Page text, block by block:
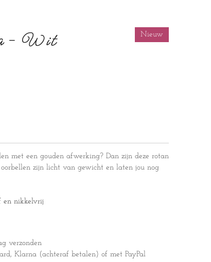
- Wit Nieuw
met een gouden afwerking? Dan zijn deze rotan
zijn licht van gewicht en laten jou nog
en nikkelvrij
verzonden
Klarna (achteraf betalen) of met PayPal